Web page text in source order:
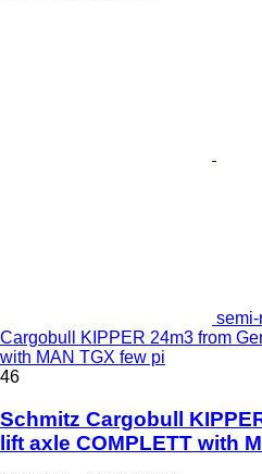
Cargobull KIPPER 24m3 from
with MAN TGX few pi
46
Schmitz Cargobull
lift axle COMPLETT with